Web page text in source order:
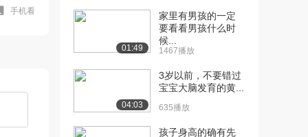
手机看
01:49
家里有男孩的一定
要看看男孩什么时
候...
1467播放
04:03
3岁以前，不要错过
宝宝大脑发育的黄...
635播放
孩子身高的确有先